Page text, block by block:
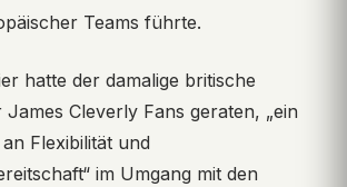
Teams führte.
hatte der damalige britische
Cleverly Fans geraten, „ein
Flexibilität und
im Umgang mit den